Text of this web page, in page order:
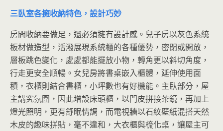
三臥室各擁收納特色，設計巧妙
房間收納要做足，還必須擁有設計感。兒子房以灰色系統
板材做造型，活潑展現系統櫃的各種優勢，密閉或開放，
層板跳色變化，處處都能擺放小物，轉角更以斜切角度，
行走更安全順暢。女兒房將書桌嵌入櫃體，延伸使用面
積，衣櫃則結合書櫃，小坪數也有好機能。主臥部分，屋
主講究氛圍，因此增設床頭櫃，以門皮拼接茶鏡，再加上
燈光照明，更有舒眠情調，而電視牆以石紋壁紙混搭天然
木皮的趣味拼貼，毫不違和，大衣櫃與梳化桌，讓屋主可